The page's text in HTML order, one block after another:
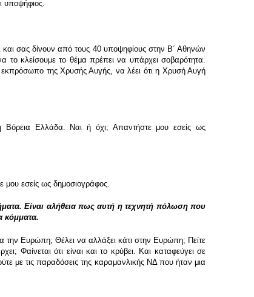
υποψήφιος.
και σας δίνουν από τους 40 υποψηφίους στην Β΄ Αθηνών
το κλείσουμε το θέμα πρέπει να υπάρχει σοβαρότητα.
της Χρυσής Αυγής, να λέει ότι η Χρυσή Αυγή
Βόρεια Ελλάδα. Ναι ή όχι; Απαντήστε μου εσείς ως
εσείς ως δημοσιογράφος.
Είναι αλήθεια πως αυτή η τεχνητή πόλωση που
κόμματα.
την Ευρώπη; Θέλει να αλλάξει κάτι στην Ευρώπη; Πείτε
Φαίνεται ότι είναι και το κρύβει. Και καταφεύγει σε
με τις παραδόσεις της καραμανλικής ΝΔ που ήταν μια